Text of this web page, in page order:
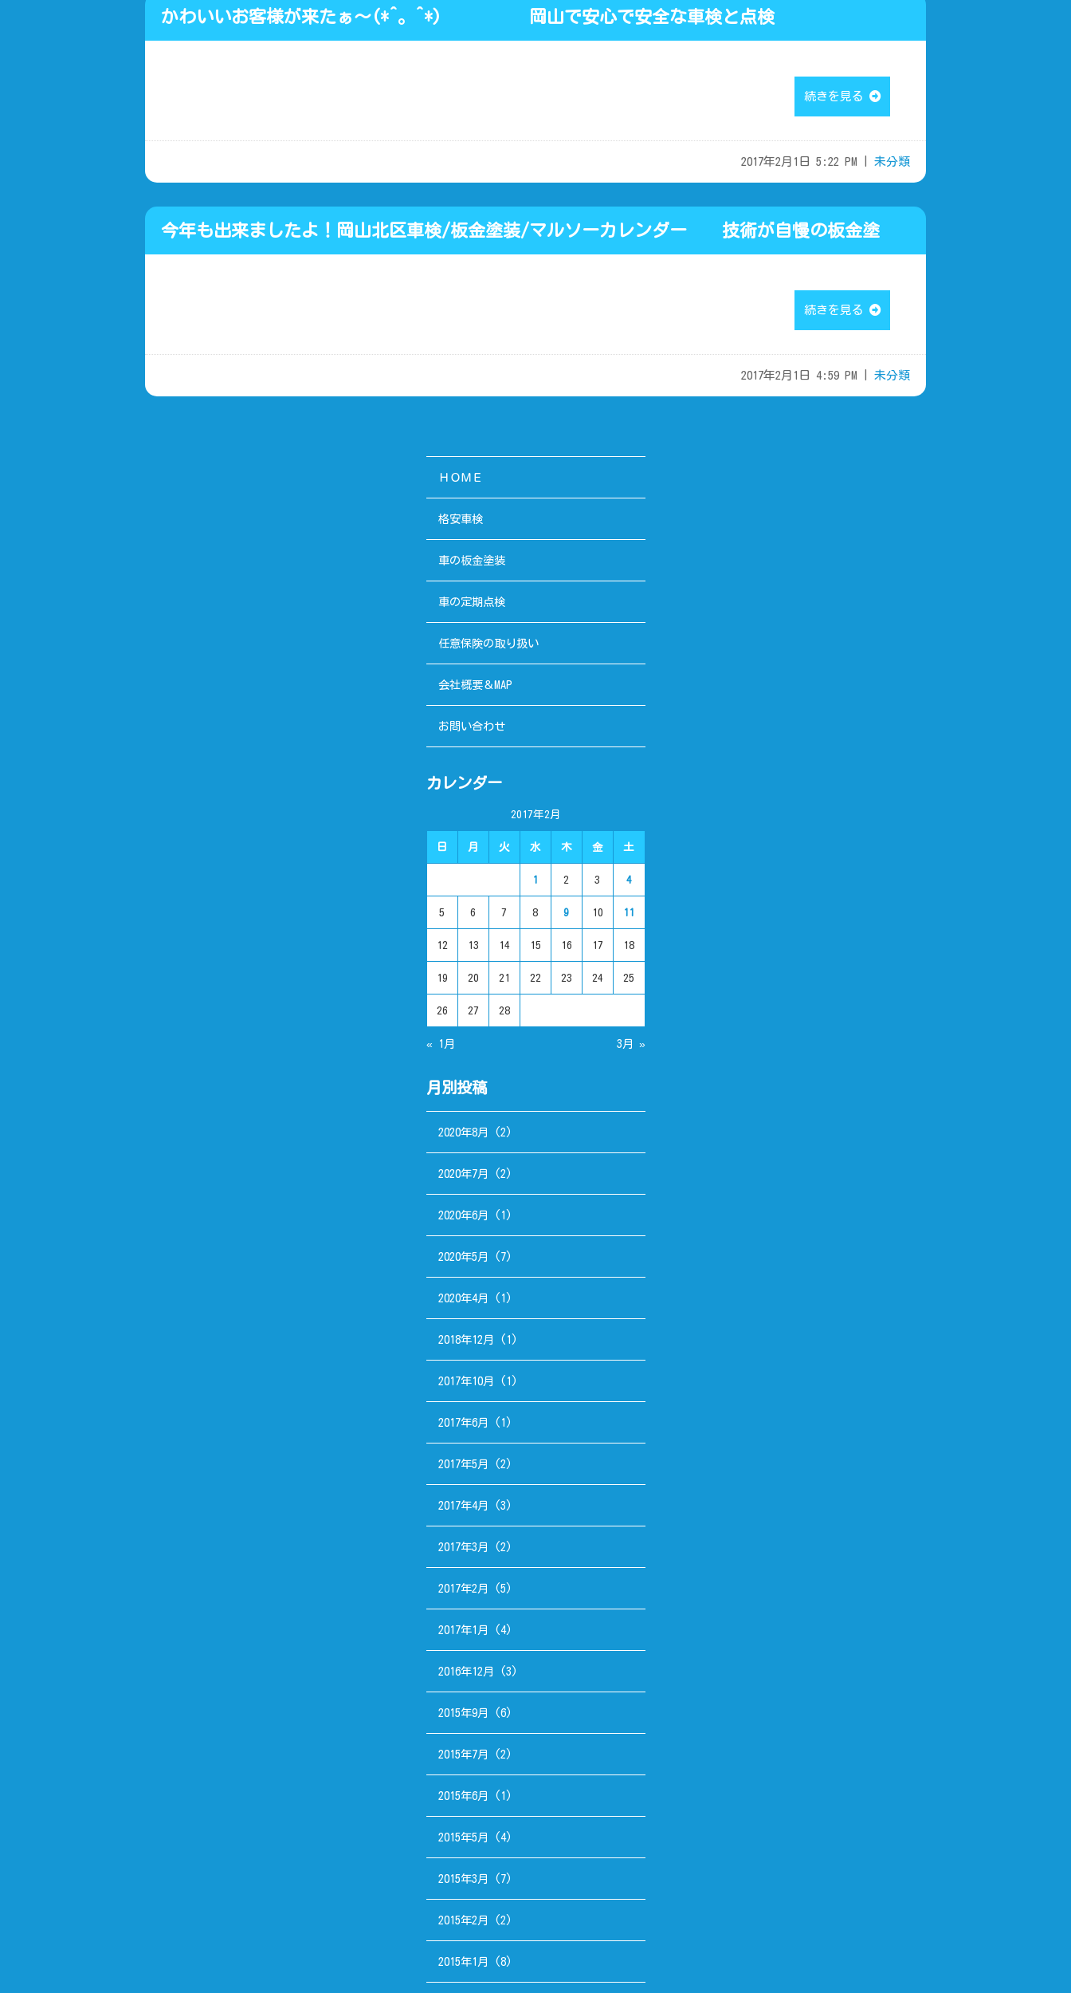
かわいいお客様が来たぁ～(*^。^*) 岡山で安心で安全な車検と点検
続きを見る
2017年2月1日 5:22 PM | 未分類
今年も出来ましたよ！岡山北区車検/板金塗装/マルソーカレンダー 技術が自慢の板金塗
続きを見る
2017年2月1日 4:59 PM | 未分類
ＨＯＭＥ
格安車検
車の板金塗装
車の定期点検
任意保険の取り扱い
会社概要＆MAP
お問い合わせ
カレンダー
2017年2月
日 月 火 水 木 金 土
1 2 3 4
5 6 7 8 9 10 11
12 13 14 15 16 17 18
19 20 21 22 23 24 25
26 27 28
« 1月 3月 »
月別投稿
2020年8月 (2)
2020年7月 (2)
2020年6月 (1)
2020年5月 (7)
2020年4月 (1)
2018年12月 (1)
2017年10月 (1)
2017年6月 (1)
2017年5月 (2)
2017年4月 (3)
2017年3月 (2)
2017年2月 (5)
2017年1月 (4)
2016年12月 (3)
2015年9月 (6)
2015年7月 (2)
2015年6月 (1)
2015年5月 (4)
2015年3月 (7)
2015年2月 (2)
2015年1月 (8)